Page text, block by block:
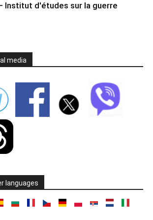
Institut d'études sur la guerre
media
languages